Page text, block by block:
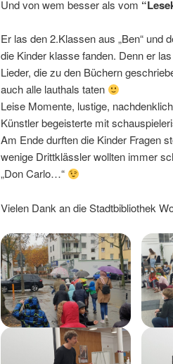
Und von wem besser als vom
Er las den 2.Klassen aus „Ben“ und
die Kinder klasse fanden. Denn er
Lieder, die zu den Büchern
auch alle lauthals taten
Leise Momente, lustige,
Künstler begeisterte mit
Am Ende durften die Kinder Fragen
wenige Drittklässler wollten immer
„Don Carlo…“
Vielen Dank an die Stadtbibliothek